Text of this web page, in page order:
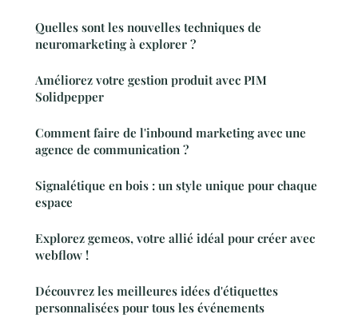
Quelles sont les nouvelles techniques de
neuromarketing à explorer ?
Améliorez votre gestion produit avec PIM
Solidpepper
Comment faire de l'inbound marketing avec une
agence de communication ?
Signalétique en bois : un style unique pour chaque
espace
Explorez gemeos, votre allié idéal pour créer avec
webflow !
Découvrez les meilleures idées d'étiquettes
personnalisées pour tous les événements